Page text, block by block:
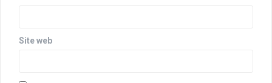
Site web